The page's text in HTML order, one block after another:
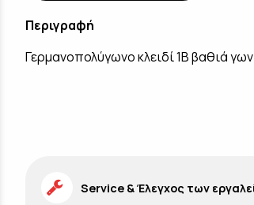
Περιγραφή
Γερμανοπολύγωνο κλειδί 1B βαθιά
Service & Έλεγχος των